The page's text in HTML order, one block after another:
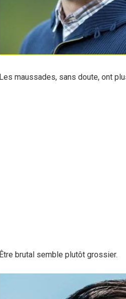
Les maussades, sans doute, ont
Être brutal semble plutôt grossier.